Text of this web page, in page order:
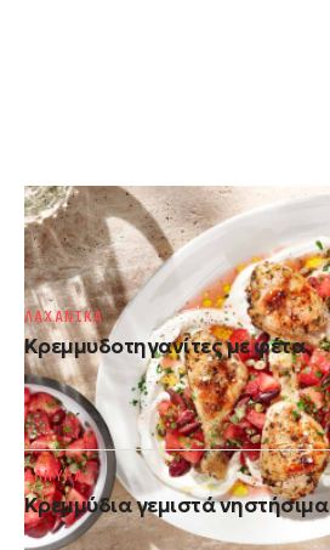
Μεσογειακό κοτόπουλο
ΚΟΤΟΠΟΥΛΟ
Κρεμμυδοτηγανίτες με φέτα
ΛΑΧΑΝΙΚΑ
Κρεμμύδια γεμιστά νηστήσιμα
ΑΛΜΥΡΑ